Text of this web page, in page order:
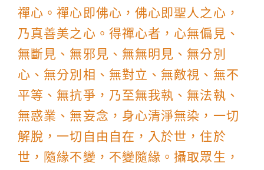
禪心。禪心即佛心，佛心即聖人之心，
乃真善美之心。得禪心者，心無偏見、
無斷見、無邪見、無無明見、無分別
心、無分別相、無對立、無敵視、無不
平等、無抗爭，乃至無我執、無法執、
無惑業、無妄念，身心清淨無染，一切
解脫，一切自由自在，入於世，住於
世，隨緣不變，不變隨緣。攝取眾生，